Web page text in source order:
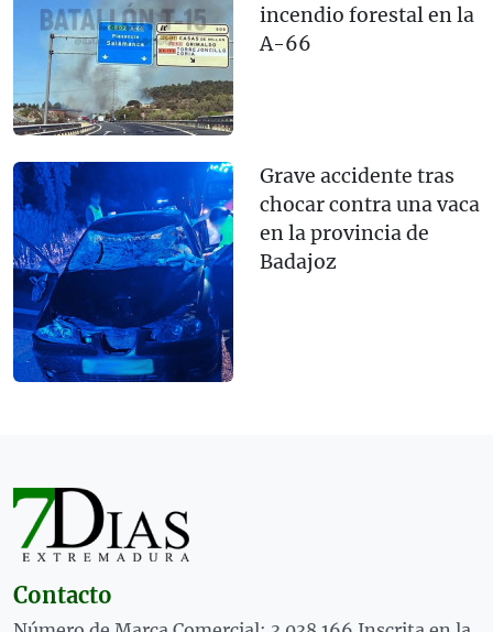
incendio forestal en la
A-66
Grave accidente tras
chocar contra una vaca
en la provincia de
Badajoz
Contacto